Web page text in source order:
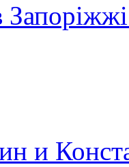
и